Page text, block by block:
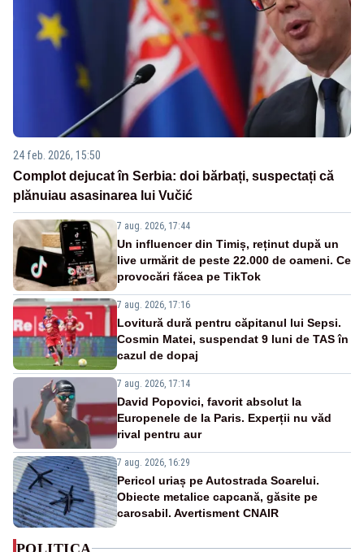
24 feb. 2026, 15:50
Complot dejucat în Serbia: doi bărbați, suspectați că
plănuiau asasinarea lui Vučić
7 aug. 2026, 17:44
Un influencer din Timiș, reținut după un
live urmărit de peste 22.000 de oameni. Ce
provocări făcea pe TikTok
7 aug. 2026, 17:16
Lovitură dură pentru căpitanul lui Sepsi.
Cosmin Matei, suspendat 9 luni de TAS în
cazul de dopaj
7 aug. 2026, 17:14
David Popovici, favorit absolut la
Europenele de la Paris. Experții nu văd
rival pentru aur
7 aug. 2026, 16:29
Pericol uriaș pe Autostrada Soarelui.
Obiecte metalice capcană, găsite pe
carosabil. Avertisment CNAIR
POLITICA